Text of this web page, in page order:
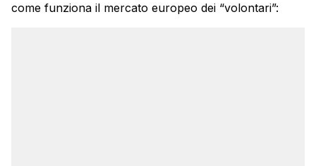
come funziona il mercato europeo dei “volontari”: